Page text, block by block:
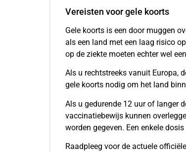
Vereisten voor gele koorts
Gele koorts is een door muggen
als een land met een laag risico
op de ziekte moeten echter wel
Als u rechtstreeks vanuit Europa,
gele koorts nodig om het land
Als u gedurende 12 uur of langer
vaccinatiebewijs kunnen
worden gegeven. Een enkele
Raadpleeg voor de actuele